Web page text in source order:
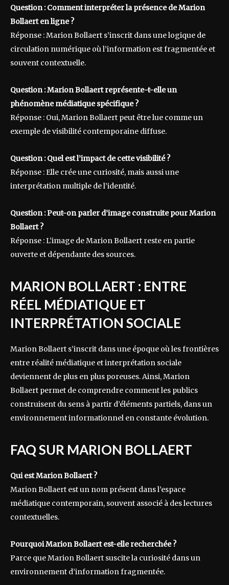
Question : Comment interpréter la présence de Marion
Bollaert en ligne ?
Réponse : Marion Bollaert s’inscrit dans une logique de
circulation numérique où l’information est fragmentée et
souvent contextuelle.
Question : Marion Bollaert représente-t-elle un
phénomène médiatique spécifique ?
Réponse : Oui, Marion Bollaert peut être lue comme un
exemple de visibilité contemporaine diffuse.
Question : Quel est l’impact de cette visibilité ?
Réponse : Elle crée une curiosité, mais aussi une
interprétation multiple de l’identité.
Question : Peut-on parler d’image construite pour Marion
Bollaert ?
Réponse : L’image de Marion Bollaert reste en partie
ouverte et dépendante des sources.
MARION BOLLAERT : ENTRE
RÉEL MÉDIATIQUE ET
INTERPRÉTATION SOCIALE
Marion Bollaert s’inscrit dans une époque où les frontières
entre réalité médiatique et interprétation sociale
deviennent de plus en plus poreuses. Ainsi, Marion
Bollaert permet de comprendre comment les publics
construisent du sens à partir d’éléments partiels, dans un
environnement informationnel en constante évolution.
FAQ SUR MARION BOLLAERT
Qui est Marion Bollaert ?
Marion Bollaert est un nom présent dans l’espace
médiatique contemporain, souvent associé à des lectures
contextuelles.
Pourquoi Marion Bollaert est-elle recherchée ?
Parce que Marion Bollaert suscite la curiosité dans un
environnement d’information fragmentée.